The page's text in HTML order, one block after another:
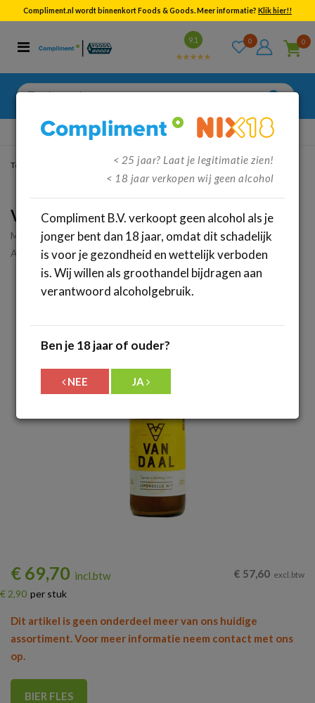
Compliment.nl wordt binnenkort Foods & Goods. Meer informatie? Klik hier!!
9.1 0 0
Zoeken
Categorieën
Bekijk alle resultaten
Gratisverzenden vanaf €95,-
Terug Bier Fles
Van daal limoncello wit fles (24x 33cl)
Merk:
Van Daal
Artikelnummer: 37665
€ 69,70 incl.btw
€ 2,90 per stuk
€ 57,60 excl.btw
Dit artikel is geen onderdeel meer van ons huidige
assortiment. Voor meer informatie neem contact met ons
op.
BIER FLES
< 25 jaar? Laat je legitimatie zien!
< 18 jaar verkopen wij geen alcohol
Compliment B.V. verkoopt geen alcohol als je
jonger bent dan 18 jaar, omdat dit schadelijk
is voor je gezondheid en wettelijk verboden
is. Wij willen als groothandel bijdragen aan
verantwoord alcoholgebruik.
Ben je 18 jaar of ouder?
NEE JA